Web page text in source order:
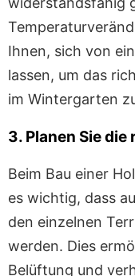
Ihnen, sich von
lassen, um das
im Wintergarten
3. Planen Sie
Beim Bau einer
es wichtig, dass
den einzelnen
werden. Dies
Belüftung und